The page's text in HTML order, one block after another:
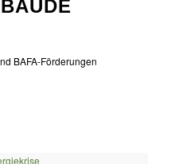
BAFA-Förderungen